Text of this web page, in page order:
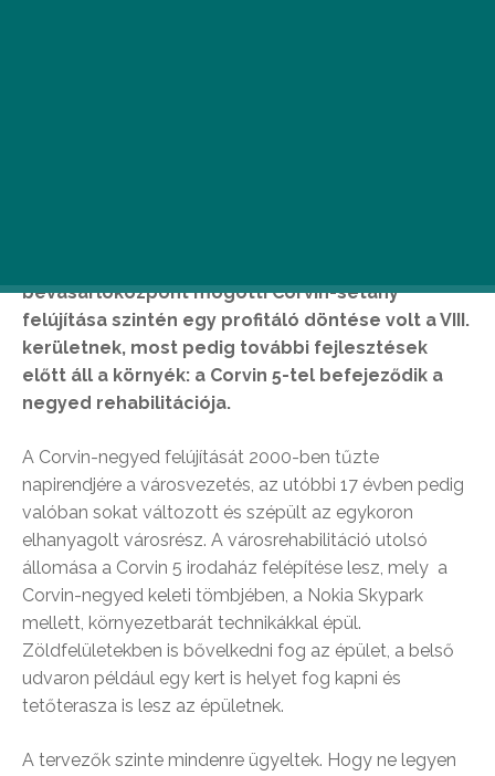
bevásárlóközpont mögötti Corvin-sétány
felújítása szintén egy profitáló döntése volt a VIII.
kerületnek, most pedig további fejlesztések
előtt áll a környék: a Corvin 5-tel befejeződik a
negyed rehabilitációja.
A Corvin-negyed felújítását 2000-ben tűzte
napirendjére a városvezetés, az utóbbi 17 évben pedig
valóban sokat változott és szépült az egykoron
elhanyagolt városrész. A városrehabilitáció utolsó
állomása a Corvin 5 irodaház felépítése lesz, mely a
Corvin-negyed keleti tömbjében, a Nokia Skypark
mellett, környezetbarát technikákkal épül.
Zöldfelületekben is bővelkedni fog az épület, a belső
udvaron például egy kert is helyet fog kapni és
tetőterasza is lesz az épületnek.
A tervezők szinte mindenre ügyeltek. Hogy ne legyen